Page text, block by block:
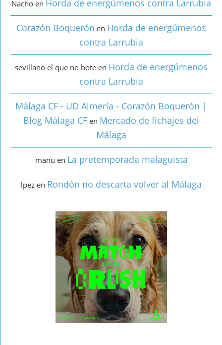
Nacho en Horda de energúmenos contra Larrubia
Corazón Boquerón en Horda de energúmenos
contra Larrubia
sevillano el que no bote en Horda de energúmenos
contra Larrubia
Málaga CF - UD Almería - Corazón Boquerón |
Blog Málaga CF en Mercado de fichajes del
Málaga
manu en La pretemporada malaguista
lpez en Rondón no descarta volver al Málaga